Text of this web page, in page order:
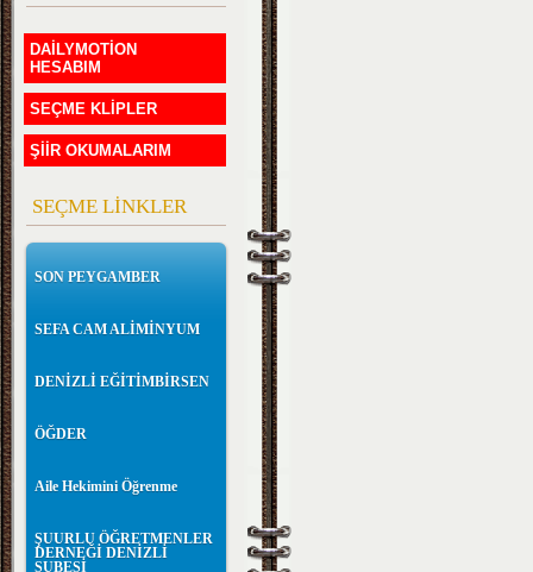
DAİLYMOTİON
HESABIM
SEÇME KLİPLER
ŞİİR OKUMALARIM
SEÇME LİNKLER
SON PEYGAMBER
SEFA CAM ALİMİNYUM
DENİZLİ EĞİTİMBİRSEN
ÖĞDER
Aile Hekimini Öğrenme
ŞUURLU ÖĞRETMENLER
DERNEĞİ DENİZLİ
ŞUBESİ